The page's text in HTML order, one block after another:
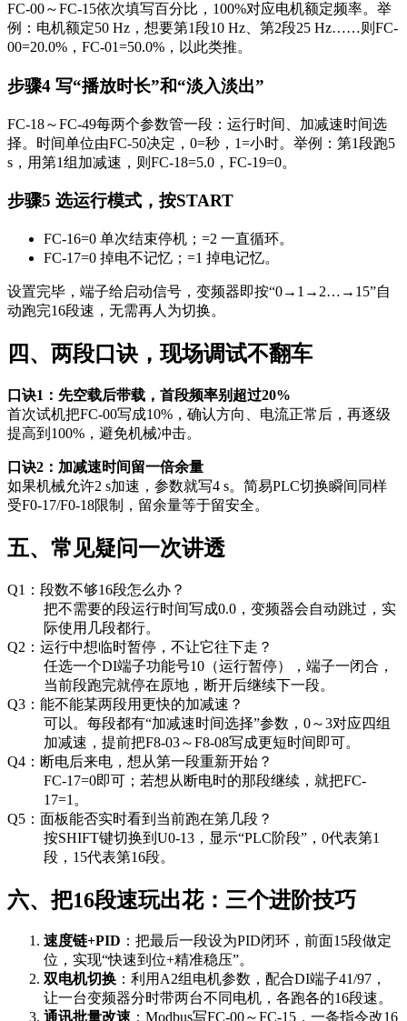
FC-00～FC-15依次填写百分比，100%对应电机额定频率。举
例：电机额定50 Hz，想要第1段10 Hz、第2段25 Hz……则FC-
00=20.0%，FC-01=50.0%，以此类推。
步骤4 写“播放时长”和“淡入淡出”
FC-18～FC-49每两个参数管一段：运行时间、加减速时间选
择。时间单位由FC-50决定，0=秒，1=小时。举例：第1段跑5
s，用第1组加减速，则FC-18=5.0，FC-19=0。
步骤5 选运行模式，按START
FC-16=0 单次结束停机；=2 一直循环。
FC-17=0 掉电不记忆；=1 掉电记忆。
设置完毕，端子给启动信号，变频器即按“0→1→2…→15”自
动跑完16段速，无需再人为切换。
四、两段口诀，现场调试不翻车
口诀1：先空载后带载，首段频率别超过20%
首次试机把FC-00写成10%，确认方向、电流正常后，再逐级
提高到100%，避免机械冲击。
口诀2：加减速时间留一倍余量
如果机械允许2 s加速，参数就写4 s。简易PLC切换瞬间同样
受F0-17/F0-18限制，留余量等于留安全。
五、常见疑问一次讲透
Q1：段数不够16段怎么办？
把不需要的段运行时间写成0.0，变频器会自动跳过，实
际使用几段都行。
Q2：运行中想临时暂停，不让它往下走？
任选一个DI端子功能号10（运行暂停），端子一闭合，
当前段跑完就停在原地，断开后继续下一段。
Q3：能不能某两段用更快的加减速？
可以。每段都有“加减速时间选择”参数，0～3对应四组
加减速，提前把F8-03～F8-08写成更短时间即可。
Q4：断电后来电，想从第一段重新开始？
FC-17=0即可；若想从断电时的那段继续，就把FC-
17=1。
Q5：面板能否实时看到当前跑在第几段？
按SHIFT键切换到U0-13，显示“PLC阶段”，0代表第1
段，15代表第16段。
六、把16段速玩出花：三个进阶技巧
速度链+PID ：把最后一段设为PID闭环，前面15段做定
位，实现“快速到位+精准稳压”。
双电机切换 ：利用A2组电机参数，配合DI端子41/97，
让一台变频器分时带两台不同电机，各跑各的16段速。
通讯批量改速 ：Modbus写FC-00～FC-15，一条指令改16